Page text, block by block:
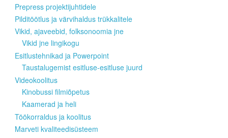
Prepress projektijuhtidele
Pilditöötlus ja värvihaldus trükkalitele
Vikid, ajaveebid, folksonoomia jne
Vikid jne lingikogu
Esitlustehnikad ja Powerpoint
Taustalugemist esitluse-esitluse juurd
Videokoolitus
Kinobussi filmiõpetus
Kaamerad ja heli
Töökorraldus ja koolitus
Marveti kvaliteedisüsteem